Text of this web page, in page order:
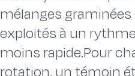
mélanges
exploités à un
moins rapide.Pour